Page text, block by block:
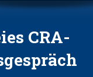
CRA-